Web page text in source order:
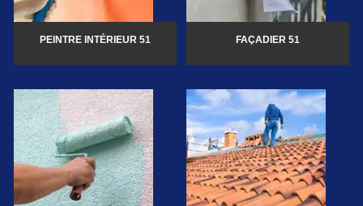
PEINTRE INTÉRIEUR 51 FAÇADIER 51